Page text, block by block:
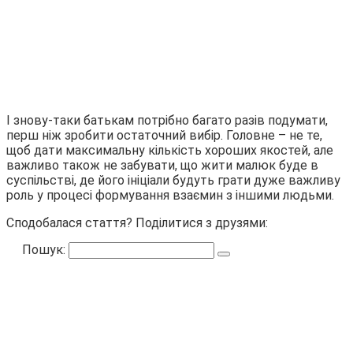
І знову-таки батькам потрібно багато разів подумати,
перш ніж зробити остаточний вибір. Головне – не те,
щоб дати максимальну кількість хороших якостей, але
важливо також не забувати, що жити малюк буде в
суспільстві, де його ініціали будуть грати дуже важливу
роль у процесі формування взаємин з іншими людьми.
Сподобалася стаття? Поділитися з друзями:
Пошук: